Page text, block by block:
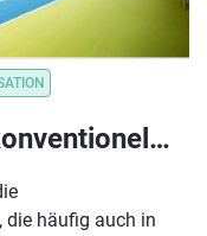
EU-weites Verbot für konventionelle Lichtquellen
die häufig auch in